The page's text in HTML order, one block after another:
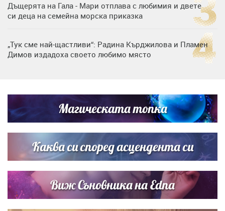
Дъщерята на Гала - Мари отплава с любимия и двете
си деца на семейна морска приказка
„Тук сме най-щастливи“: Радина Кърджилова и Пламен
Димов издадоха своето любимо място
кадри с Башар Рахал и малкия им син
Дъщерята на Тодор Батков вдигна сватба, Стоичков и
Братя Аргирови я изненадаха с песен
Магическата топка
Каква си според асцендента си
Виж Съновника на Edna